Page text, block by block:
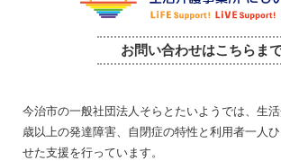
お問い合わせはこちらま
今治市の一般社団法人そらとたいようでは、生
歳以上の発達障害、自閉症の特性と利用者一人
せた支援を行っています。